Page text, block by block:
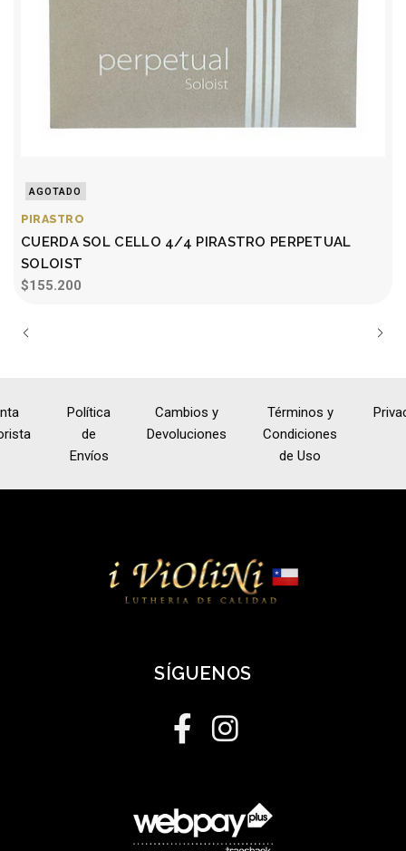
AGOTADO
PIRASTRO
CUERDA SOL CELLO 4/4 PIRASTRO PERPETUAL
SOLOIST
$155.200
Política
de
Envíos
Cambios y
Devoluciones
Términos y
Condiciones
de Uso
SÍGUENOS